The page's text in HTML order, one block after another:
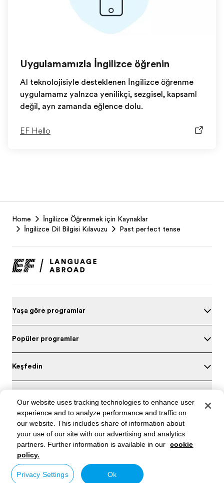
İngilizcenizi test edin
Uygulamamızla İngilizce öğrenin
AI teknolojisiyle desteklenen İngilizce öğrenme
uygulamamız yalnızca yenilikçi, sezgisel, kapsamlı
değil, aynı zamanda eğlence dolu.
EF Hello
Footer
Home
İngilizce Öğrenmek için Kaynaklar
İngilizce Dil Bilgisi Kılavuzu
Past perfect tense
Yaşa göre programları
Popüler programlar
Keşfedin
Türkiye’deki Ofisleri
Türkiye / Türkçe
North America/ Canada / English
© Signum International AG 2026. Tüm hakları saklıdır.
Our website uses tracking technologies to enhance user
experience and to analyze performance and traffic on
our website. This includes share of information about
your use of our site with our advertising and analytics
partners. Further information is available in our cookie
policy.
Privacy Settings Ok